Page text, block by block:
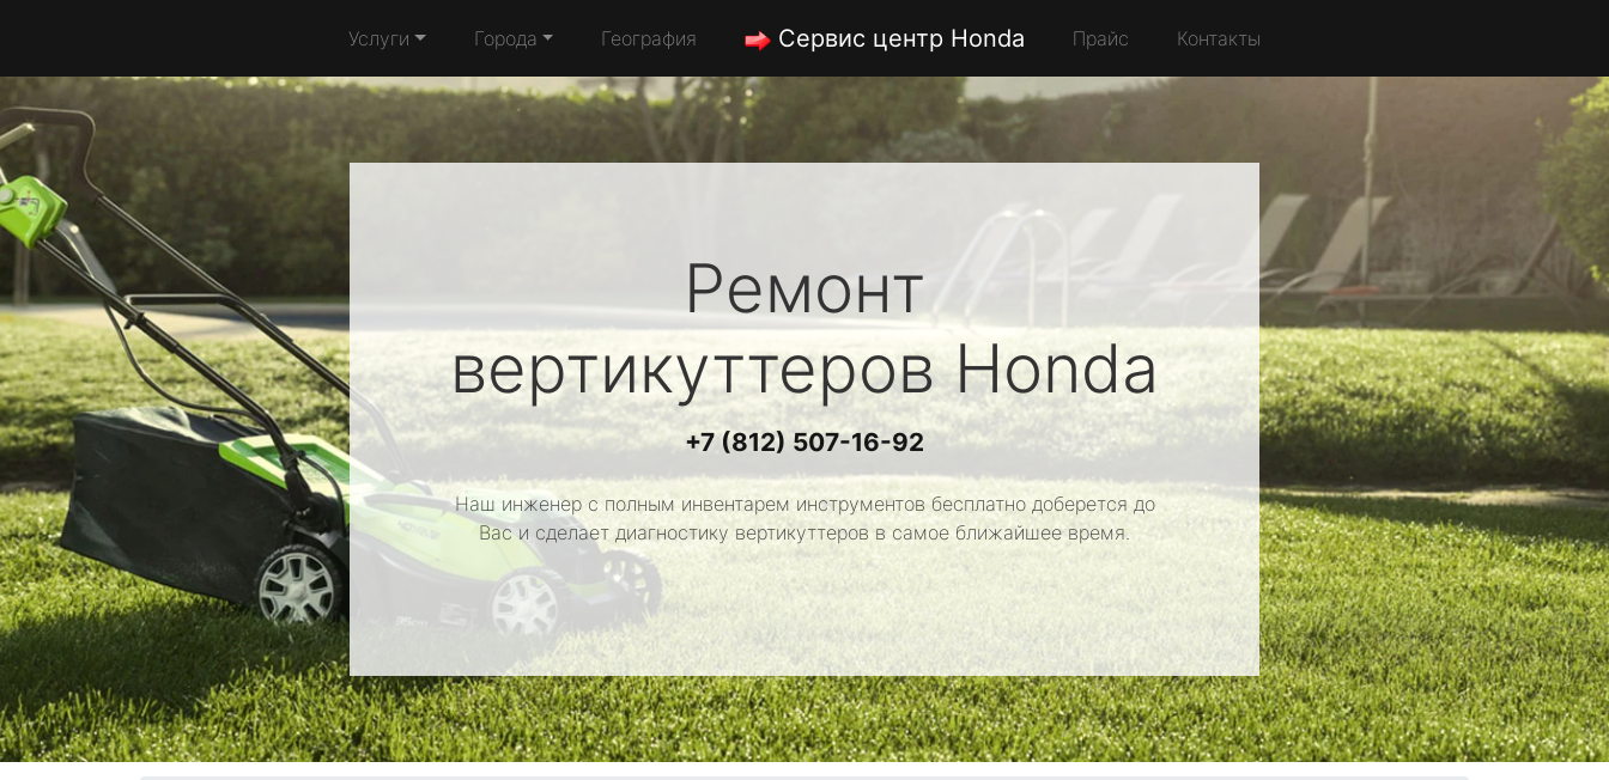
Услуги Города География Сервис центр Honda Прайс Контакты
Ремонт
вертикуттеровHonda
+7 (812) 507-16-92
Наш инженер с полным инвентарем инструментов бесплатно доберется до
Вас и сделает диагностику вертикуттеров в самое ближайшее время.